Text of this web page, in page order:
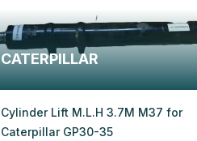
CATERPILLAR
Cylinder Lift M.L.H 3.7M M37 for
Caterpillar GP30-35